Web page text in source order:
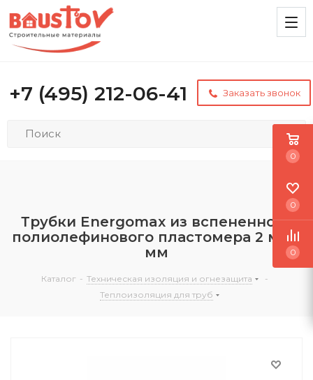
+7 (495) 212-06-41 Заказать звонок
Трубки Energomax из вспененного
полиолефинового пластомера 2 м, 13
мм
Каталог - Техническая изоляция и огнезащита
-
Теплоизоляция для труб
0
0
0